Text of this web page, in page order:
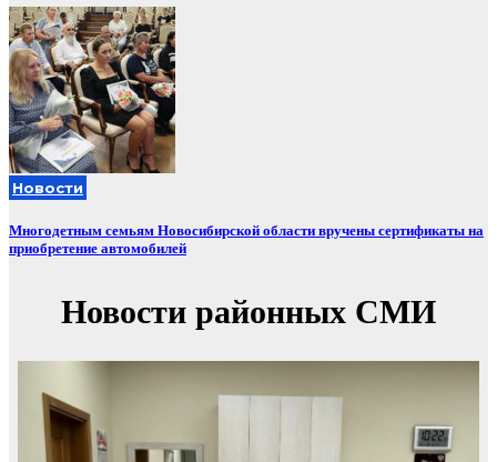
Новости
Многодетным семьям Новосибирской области вручены сертификаты на
приобретение автомобилей